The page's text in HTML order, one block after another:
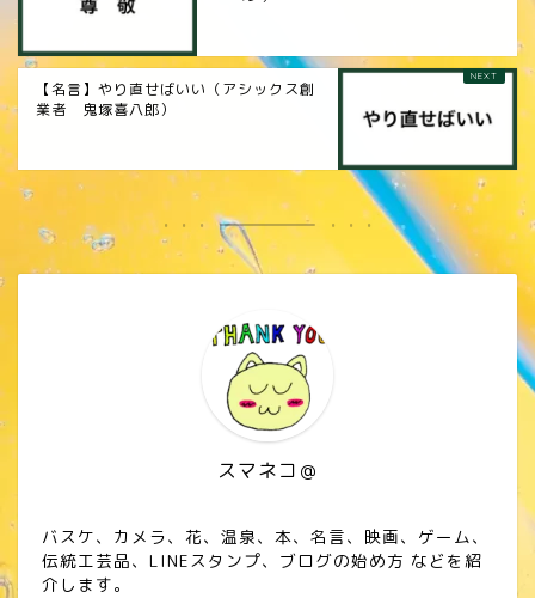
【名言】やり直せばいい（アシックス創
業者 鬼塚喜八郎）
スマネコ＠
バスケ、カメラ、花、温泉、本、名言、映画、ゲーム、
伝統工芸品、LINEスタンプ、ブログの始め方 などを紹
介します。